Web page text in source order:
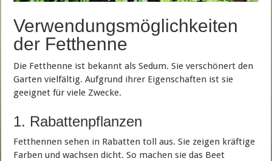
Verwendungsmöglichkeiten
der Fetthenne
Die Fetthenne ist bekannt als Sedum. Sie verschönert den
Garten vielfältig. Aufgrund ihrer Eigenschaften ist sie
geeignet für viele Zwecke.
1. Rabattenpflanzen
Fetthennen sehen in Rabatten toll aus. Sie zeigen kräftige
Farben und wachsen dicht. So machen sie das Beet